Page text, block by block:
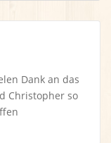
Dank an das
Christopher so